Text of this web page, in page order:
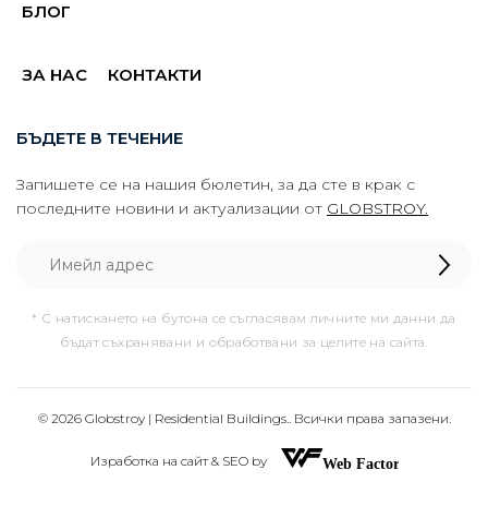
БЛОГ
ЗА НАС КОНТАКТИ
БЪДЕТЕ В ТЕЧЕНИЕ
Запишете се на нашия бюлетин, за да сте в крак с
последните новини и актуализации от GLOBSTROY.
* С натискането на бутона се съгласявам личните ми данни да
бъдат съхранявани и обработвани за целите на сайта.
© 2026 Globstroy | Residential Buildings.. Всички права запазени.
Изработка на сайт & SEO by